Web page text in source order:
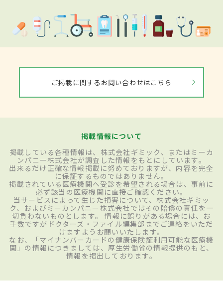
ご掲載に関するお問い合わせはこちら
掲載情報について
掲載している各種情報は、株式会社ギミック、またはミーカ
ンパニー株式会社が調査した情報をもとにしています。
出来るだけ正確な情報掲載に努めておりますが、内容を完全
に保証するものではありません。
掲載されている医療機関へ受診を希望される場合は、事前に
必ず該当の医療機関に直接ご確認ください。
当サービスによって生じた損害について、株式会社ギミッ
ク、およびミーカンパニー株式会社ではその賠償の責任を一
切負わないものとします。 情報に誤りがある場合には、お
手数ですがドクターズ・ファイル編集部までご連絡をいただ
けますようお願いいたします。
なお、「マイナンバーカードの健康保険証利用可能な医療機
関」の情報につきましては、厚生労働省の情報提供のもと、
情報を掲出しております。